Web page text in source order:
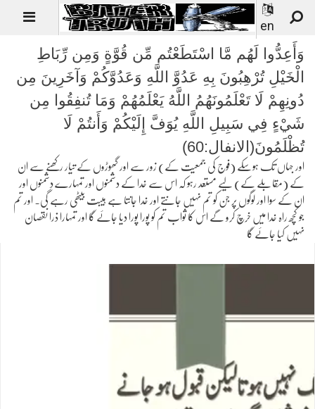
en
وَأَعِدُّوا لَهُم مَّا اسْتَطَعْتُم مِّن قُوَّةٍ وَمِن رِّبَاطِ
الْخَيْلِ تُرْهِبُونَ بِهِ عَدُوَّ اللَّهِ وَعَدُوَّكُمْ وَآخَرِينَ مِن
دُونِهِمْ لَا تَعْلَمُونَهُمُ اللَّهُ يَعْلَمُهُمْ وَمَا تُنفِقُوا مِن
شَيْءٍ فِي سَبِيلِ اللَّهِ يُوَفَّ إِلَيْكُمْ وَأَنتُمْ لَا
تُظْلَمُونَ(الانفال:60)
اور جہاں تک ہوسکے (فوج کی جمعیت کے) زور سے اور گھوڑوں کے تیار رکھنے سے ان
کے (مقابلے کے) لیے مستعد رہو کہ اس سے خدا کے دشمنوں اور تمہارے دشمنوں اور
ان کے سوا اور لوگوں پر جن کو تم نہیں جانتے اور خدا جانتا ہے ہیبت بیٹھی رہے گی۔ اور تم
جو کچھ راہ خدا میں خرچ کرو گے اس کا ثواب تم کو پورا پورا دیا جائے گا اور تمہارا ذرا نقصان
نہیں کیا جائے گا